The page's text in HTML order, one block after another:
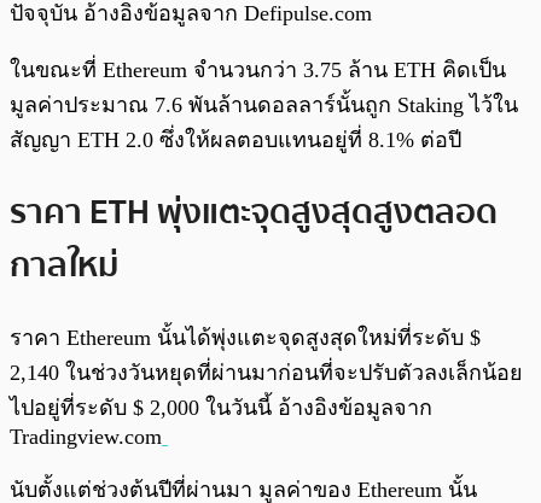
ปัจจุบัน อ้างอิงข้อมูลจาก Defipulse.com
ในขณะที่ Ethereum จำนวนกว่า 3.75 ล้าน ETH คิดเป็น
มูลค่าประมาณ 7.6 พันล้านดอลลาร์นั้นถูก Staking ไว้ใน
สัญญา ETH 2.0 ซึ่งให้ผลตอบแทนอยู่ที่ 8.1% ต่อปี
ราคา ETH พุ่งแตะจุดสูงสุดสูงตลอด
กาลใหม่
ราคา Ethereum นั้นได้พุ่งแตะจุดสูงสุดใหม่ที่ระดับ $
2,140 ในช่วงวันหยุดที่ผ่านมาก่อนที่จะปรับตัวลงเล็กน้อย
ไปอยู่ที่ระดับ $ 2,000 ในวันนี้ อ้างอิงข้อมูลจาก
Tradingview.com
นับตั้งแต่ช่วงต้นปีที่ผ่านมา มูลค่าของ Ethereum นั้น